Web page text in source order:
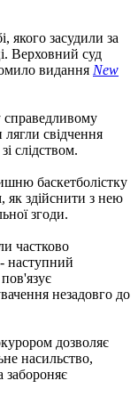
якого засудили за
Верховний суд
видання New
справедливому
лягли свідчення
слідством.
баскетболістку
як здійснити з нею
згоди.
частково
наступний
незадовго до
дозволяє
насильство,
забороняє